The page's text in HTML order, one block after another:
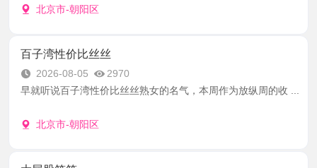
北京市-朝阳区
百子湾性价比丝丝
2026-08-05
2970
早就听说百子湾性价比丝丝熟女的名气，本周作为放纵周的收 ...
北京市-朝阳区